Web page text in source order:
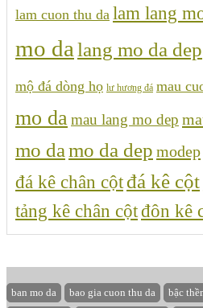
lam cuon thu da lam lang
mo da lang mo da dep
mộ đá dòng họ lư hương đá mau
mo da mau lang mo dep
mo damo da dep modep
đá kê chân cộtđá kê cột
tảng kê chân cộtđôn kê
ban mo da bao gia cuon thu da bậc